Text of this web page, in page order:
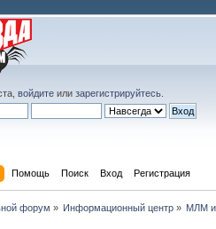
войдите илизарегистрируйтесь
Помощь Поиск Вход Регистрация
форум » Информационный центр » МЛМ и